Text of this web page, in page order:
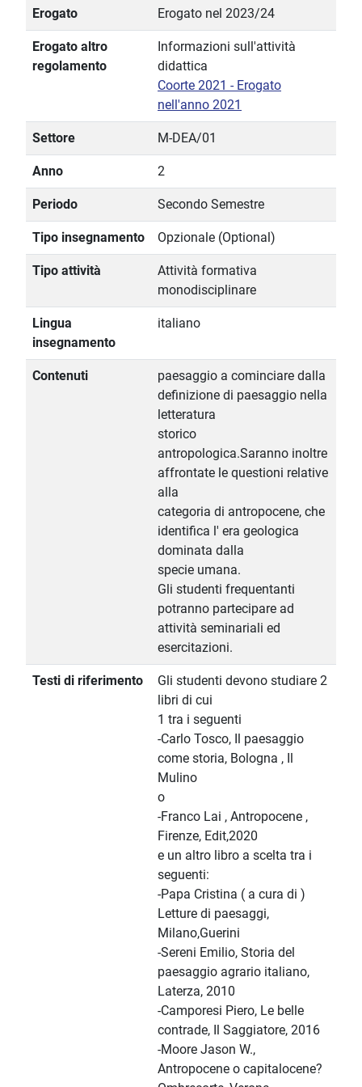
Erogato Erogato nel 2023/24
Erogato altro
regolamento
Informazioni sull'attività
didattica
Coorte 2021 - Erogato
nell'anno 2021
Settore M-DEA/01
Anno 2
Periodo Secondo Semestre
Tipo insegnamento Opzionale (Optional)
Tipo attività
Attività formativa
monodisciplinare
Lingua
insegnamento
italiano
Contenuti
paesaggio a cominciare dalla
definizione di paesaggio nella
letteratura
storico
antropologica.Saranno inoltre
affrontate le questioni relative
alla
categoria di antropocene, che
identifica l' era geologica
dominata dalla
specie umana.
Gli studenti frequentanti
potranno partecipare ad
attività seminariali ed
esercitazioni.
Testi di riferimento
Gli studenti devono studiare 2
libri di cui
1 tra i seguenti
-Carlo Tosco, Il paesaggio
come storia, Bologna , Il
Mulino
o
-Franco Lai , Antropocene ,
Firenze, Edit,2020
e un altro libro a scelta tra i
seguenti:
-Papa Cristina ( a cura di )
Letture di paesaggi,
Milano,Guerini
-Sereni Emilio, Storia del
paesaggio agrario italiano,
Laterza, 2010
-Camporesi Piero, Le belle
contrade, Il Saggiatore, 2016
-Moore Jason W.,
Antropocene o capitalocene?